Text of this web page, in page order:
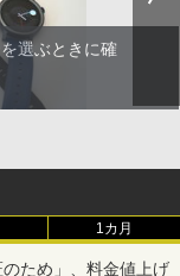
選ぶときに確
1カ月
ため」、料金値上げ